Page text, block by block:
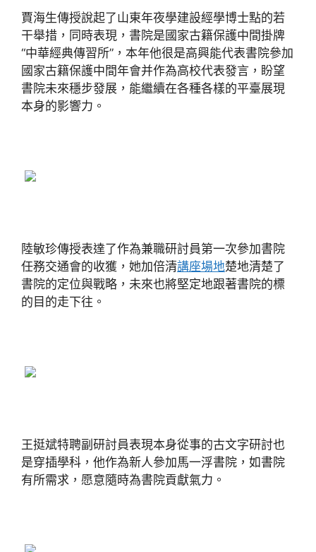
賈海生傳授說起了山東年夜學建設經學博士點的若
干舉措，同時表現，書院是國家古籍保護中間掛牌
“中華經典傳習所”，本年他很是高興能代表書院參加
國家古籍保護中間年會并作為高校代表發言，盼望
書院未來穩步發展，能繼續在各種各樣的平臺展現
本身的影響力。
陸敏珍傳授表達了作為兼職研討員第一次參加書院
任務交通會的收獲，她加倍清講座場地楚地清楚了
書院的定位與戰略，未來也將堅定地跟著書院的標
的目的走下往。
王挺斌特聘副研討員表現本身從事的古文字研討也
是穿插學科，他作為新人參加馬一浮書院，如書院
有所需求，愿意隨時為書院貢獻氣力。